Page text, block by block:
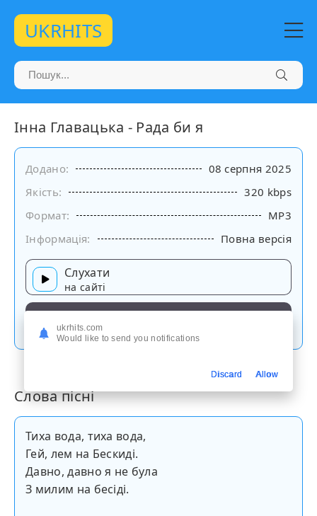
UKRHITS
Інна Главацька - Рада би я
Додано:
08 серпня 2025
Якість:
320 kbps
Формат:
MP3
Інформація:
Повна версія
Слухати
на сайті
Слова пісні
Тиха вода, тиха вода,
Гей, лем на Бескиді.
Давно, давно я не була
З милим на бесіді.
ukrhits.com
Would like to send you notifications
Discard Allow